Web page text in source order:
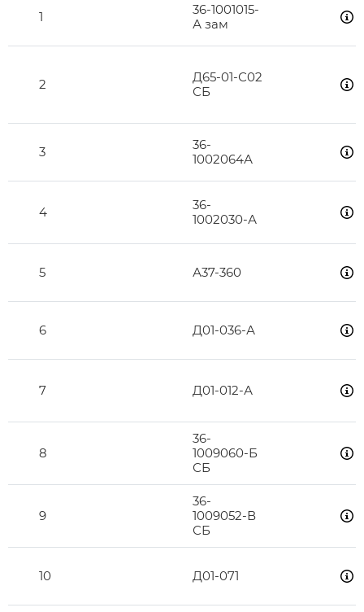
1
36-1001015-
А зам
2
Д65-01-С02
СБ
3
36-
1002064А
4
36-
1002030-А
5 А37-360
6 Д01-036-А
7 Д01-012-А
8
36-
1009060-Б
СБ
9
36-
1009052-В
СБ
10 Д01-071